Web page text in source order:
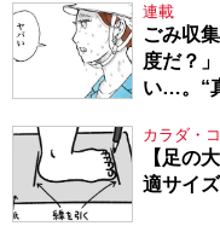
連載
ごみ収
度だ？
い…。“
カラダ・
【足の
適サイ